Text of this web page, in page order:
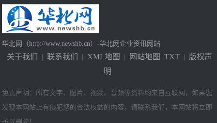
华北网（http://www.newshb.cn）-华北网企业资讯网站
关于我们 | 联系我们 | XML地图 | 网站地图 TXT | 版权声
明
免责声明：所有文字、图片、视频、音频等资料均来自互联网，如果您
发现本网站上有侵犯您的合法权益的内容，请联系我们，本网站将立即